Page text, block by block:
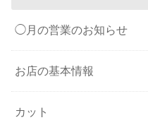
◯月の営業のお知らせ
お店の基本情報
カット